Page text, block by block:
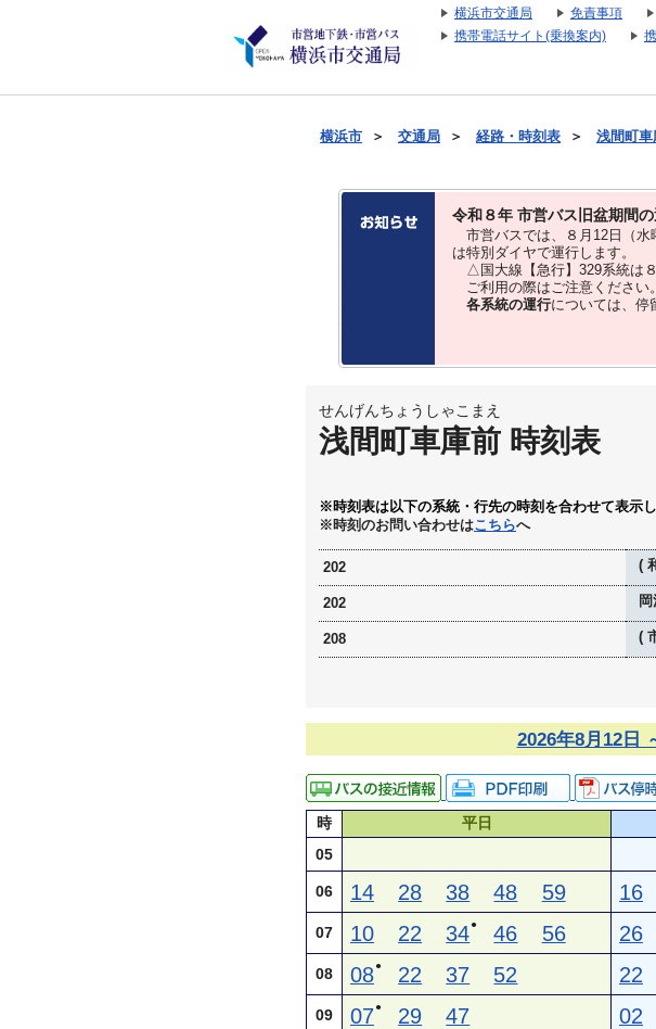
横浜市交通局 免責事項
携帯電話サイト(乗換案内)
横浜市 ＞ 交通局 ＞ 経路・時刻表 ＞ 浅間町
令和８年 市営バス旧盆期間
市営バスでは、８⽉12⽇（水
は特別ダイヤで運⾏します。
△国大線【急行】329系統は８
ご利用の際はご注意ください。
各系統の運行については、停
せんげんちょうしゃこまえ
浅間町車庫前 時刻表
※時刻表は以下の系統・行先の時刻を合わせて表示
※時刻のお問い合わせはこちらへ
202 (
202
208 (
2026年8月12日
時 平日
05
06 14 28 38 48 59 16
07 10 22 34● 46 56 26
08 08● 22 37 52 22
09 07● 29 47 02